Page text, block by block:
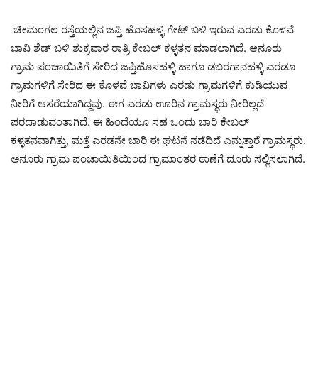
ಚೀಮಂಗಲ ರಸ್ತೆಯಲ್ಲಿನ ಜಪ್ತಿ ಹೊಸಹಳ್ಳಿ ಗೇಟ್ ಬಳಿ ಇರುವ ಎರಡು ಕೊಳವೆ
ಬಾವಿ ಶೆಡ್ ಬಳಿ ಶುಕ್ರವಾರ ರಾತ್ರಿ ಕೇಬಲ್ ಕಳ್ಳತನ ಮಾಡಲಾಗಿದೆ. ಆನೂರು
ಗ್ರಾಮ ಪಂಚಾಯಿತಿಗೆ ಸೇರಿದ ಜಪ್ತಿಹೊಸಹಳ್ಳಿ ಹಾಗೂ ಡಬರಗಾನಹಳ್ಳಿ ಎರಡೂ
ಗ್ರಾಮಗಳಿಗೆ ಸೇರಿದ ಈ ಕೊಳವೆ ಬಾವಿಗಳು ಎರಡು ಗ್ರಾಮಗಳಿಗೆ ಕುಡಿಯುವ
ನೀರಿಗೆ ಆಸರೆಯಾಗಿದ್ದವು. ಈಗ ಎರಡು ಊರಿನ ಗ್ರಾಮಸ್ಥರು ನೀರಿಲ್ಲದೆ
ಪರದಾಡುವಂತಾಗಿದೆ. ಈ ಹಿಂದೆಯೂ ಸಹ ಒಂದು ಬಾರಿ ಕೇಬಲ್
ಕಳ್ಳತನವಾಗಿತ್ತು, ಮತ್ತೆ ಎರಡನೇ ಬಾರಿ ಈ ಘಟನೆ ನಡೆದಿದೆ ಎನ್ನುತ್ತಾರೆ ಗ್ರಾಮಸ್ಥರು.
ಅನೂರು ಗ್ರಾಮ ಪಂಚಾಯಿತಿಯಿಂದ ಗ್ರಾಮಾಂತರ ಠಾಣೆಗೆ ದೂರು ಸಲ್ಲಿಸಲಾಗಿದೆ.